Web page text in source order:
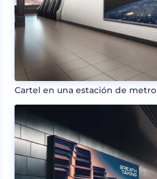
Cartel en una estación de metro